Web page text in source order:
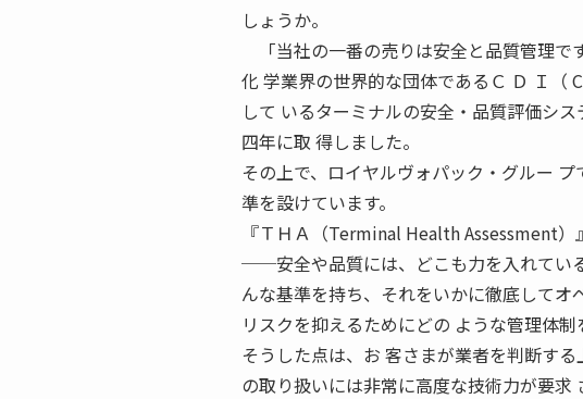
しょうか。
「当社の一番の売りは安全と品質管理です
化 学業界の世界的な団体であるＣ Ｄ Ｉ
して いるターミナルの安全・品質評価シ
四年に取 得しました。
その上で、ロイヤルヴォパック・グルー
準を設けています。
『ＴＨＡ（Terminal Health Assessment
──安全や品質には、どこも力を入れてい
んな基準を持ち、それをいかに徹底してオ
リスクを抑えるためにどの ような管理体制
そうした点は、お 客さまが業者を判断す
の取り扱いには非常に高度な技術力が要求